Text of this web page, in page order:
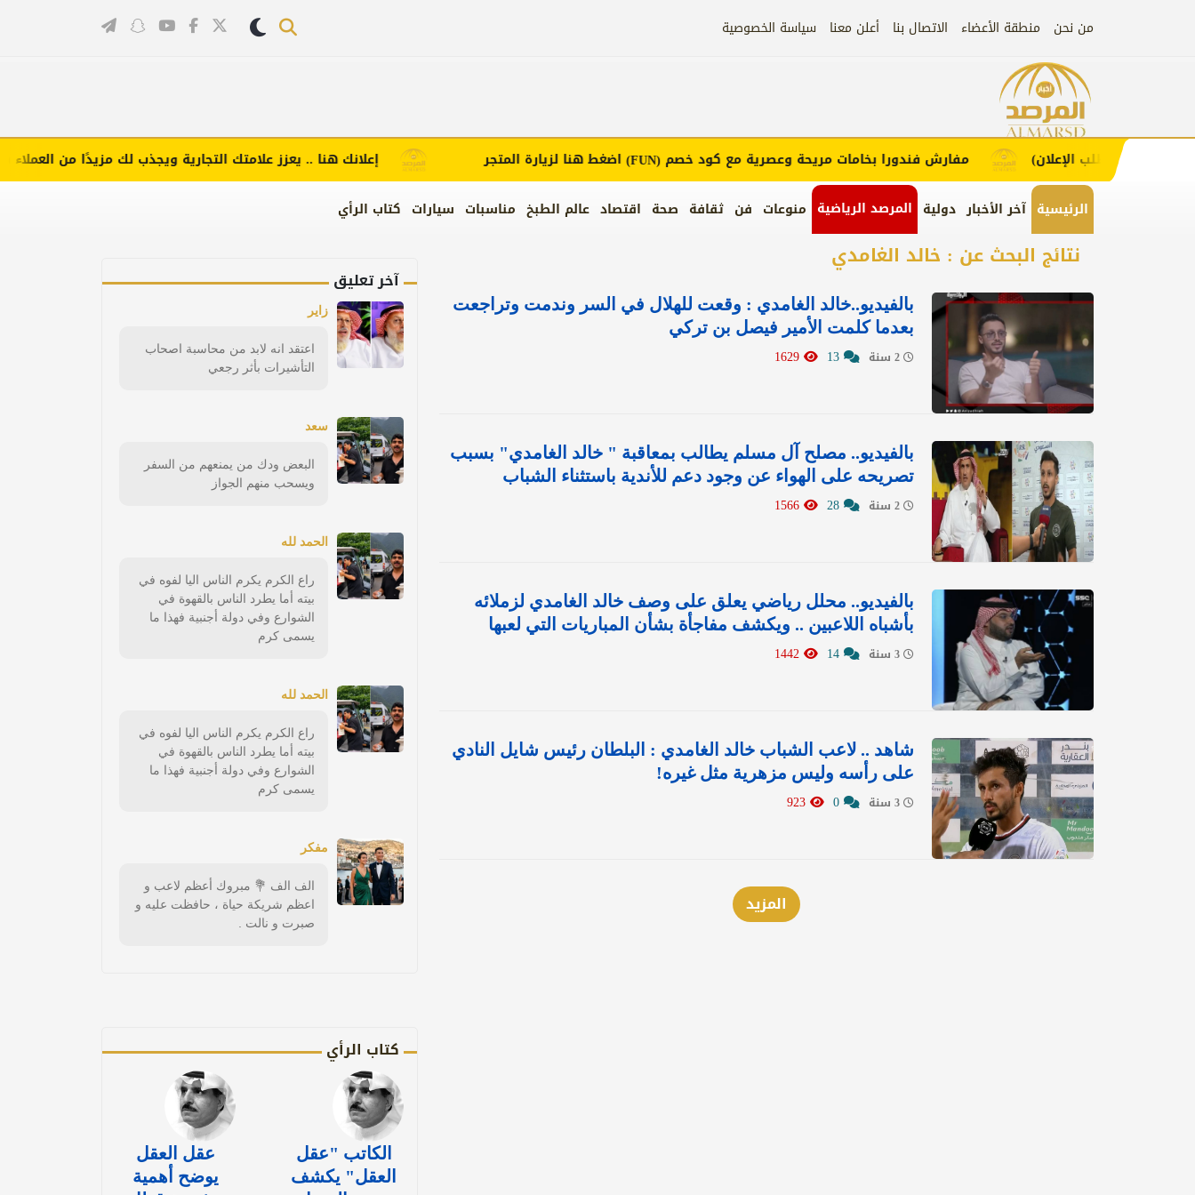
من نحن منطقة الأعضاء الاتصال بنا أعلن معنا سياسة الخصوصية
الرئيسية آخر الأخبار دولية المرصد الرياضية منوعات فن ثقافة صحة اقتصاد عالم الطبخ مناسبات سيارات كتاب الرأي
إعلانك هنا .. يعزز علامتك التجارية ويجذب لك مزيدًا من العملاء مفارش فندورا بخامات مريحة وعصرية مع كود خصم(FUN)اضغط هنا لزيارة المتجر (اضغط لطلب الإعلان)
نتائج البحث عن : خالد الغامدي
بالفيديو..خالد الغامدي : وقعت للهلال في السر وندمت وتراجعت
بعدما كلمت الأمير فيصل بن تركي
بالفيديو.. مصلح آل مسلم يطالب بمعاقبة " خالد الغامدي" بسبب
تصريحه على الهواء عن وجود دعم للأندية باستثناء الشباب
بالفيديو.. محلل رياضي يعلق على وصف خالد الغامدي لزملائه
بأشباه اللاعبين .. ويكشف مفاجأة بشأن المباريات التي لعبها
شاهد .. لاعب الشباب خالد الغامدي : البلطان رئيس شايل النادي
على رأسه وليس مزهرية مثل غيره!
المزيد
آخر تعليق
زاير
اعتقد انه لابد من محاسبة اصحاب
التأشيرات بأثر رجعي
سعد
البعض ودك من يمنعهم من السفر
ويسحب منهم الجواز
الحمد لله
راع الكرم يكرم الناس اليا لفوه في
بيته أما يطرد الناس بالقهوة في
الشوارع وفي دولة أجنبية فهذا ما
يسمى كرم
الحمد لله
راع الكرم يكرم الناس اليا لفوه في
بيته أما يطرد الناس بالقهوة في
الشوارع وفي دولة أجنبية فهذا ما
يسمى كرم
مفكر
الف الف 💐 مبروك أعظم لاعب و
اعظم شريكة حياة ، حافظت عليه و
صبرت و نالت .
كتاب الرأي
الكاتب "عقل
العقل" يكشف
عقل العقل
يوضح أهمية